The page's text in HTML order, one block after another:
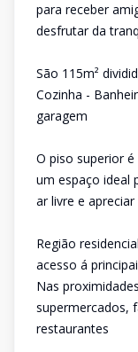
para receber
desfrutar da
São 115m²
Cozinha -
garagem
O piso superior
um espaço ideal
ar livre e
Região
acesso á
Nas
supermercados,
restaurantes